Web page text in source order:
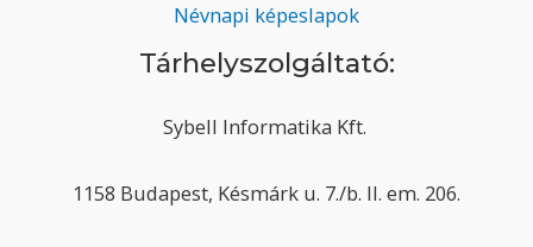
Névnapi képeslapok
Tárhelyszolgáltató:
Sybell Informatika Kft.
1158 Budapest, Késmárk u. 7./b. II. em. 206.